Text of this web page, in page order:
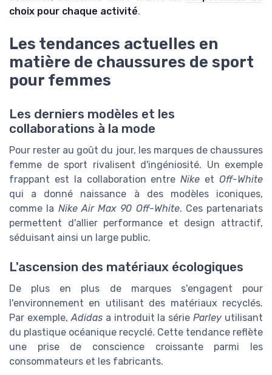
choix pour chaque activité.
Les tendances actuelles en
matière de chaussures de sport
pour femmes
Les derniers modèles et les
collaborations à la mode
Pour rester au goût du jour, les marques de chaussures
femme de sport rivalisent d'ingéniosité. Un exemple
frappant est la collaboration entreNike etOff-White
qui a donné naissance à des modèles iconiques,
comme la Nike Air Max 90 Off-White. Ces partenariats
permettent d'allier performance et design attractif,
séduisant ainsi un large public.
L'ascension des matériaux écologiques
De plus en plus de marques s'engagent pour
l'environnement en utilisant des matériaux recyclés.
Par exemple,Adidasa introduit la sérieParley utilisant
du plastique océanique recyclé. Cette tendance reflète
une prise de conscience croissante parmi les
consommateurs et les fabricants.